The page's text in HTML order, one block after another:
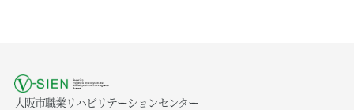
大阪市職業リハビリテーションセンター